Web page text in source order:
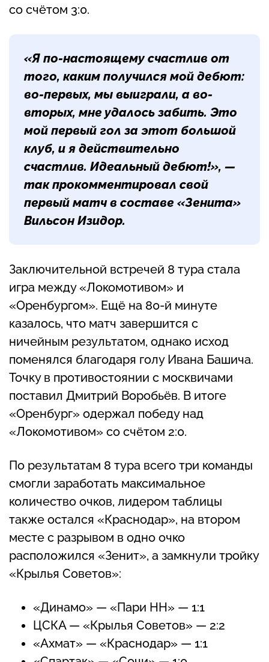
со счётом 3:0.
«Я по-настоящему счастлив от
того, каким получился мой дебют:
во-первых, мы выиграли, а во-
вторых, мне удалось забить. Это
мой первый гол за этот большой
клуб, и я действительно
счастлив. Идеальный дебют!», —
так прокомментировал свой
первый матч в составе «Зенита»
Вильсон Изидор.
Заключительной встречей 8 тура стала
игра между «Локомотивом» и
«Оренбургом». Ещё на 80-й минуте
казалось, что матч завершится с
ничейным результатом, однако исход
поменялся благодаря голу Ивана Башича.
Точку в противостоянии с москвичами
поставил Дмитрий Воробьёв. В итоге
«Оренбург» одержал победу над
«Локомотивом» со счётом 2:0.
По результатам 8 тура всего три команды
смогли заработать максимальное
количество очков, лидером таблицы
также остался «Краснодар», на втором
месте с разрывом в одно очко
расположился «Зенит», а замкнули тройку
«Крылья Советов»:
«Динамо» — «Пари НН» — 1:1
ЦСКА — «Крылья Советов» — 2:2
«Ахмат» — «Краснодар» — 1:1